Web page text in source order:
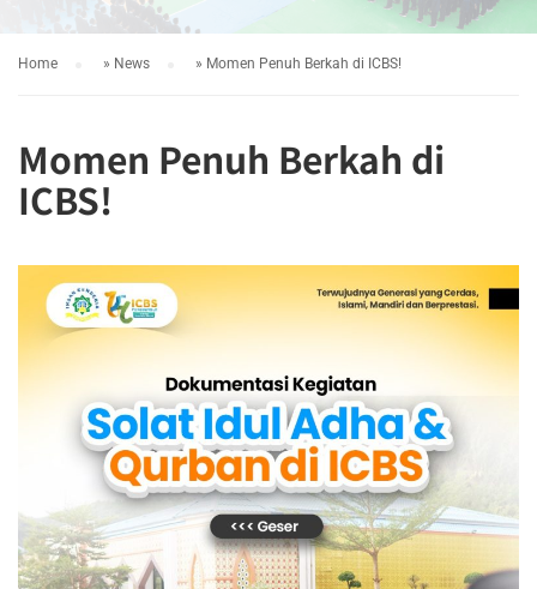
Home » News » Momen Penuh Berkah di ICBS!
Momen Penuh Berkah di
ICBS!